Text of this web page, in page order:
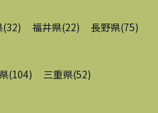
(32) 福井県(22) 長野県(75)
(104) 三重県(52)